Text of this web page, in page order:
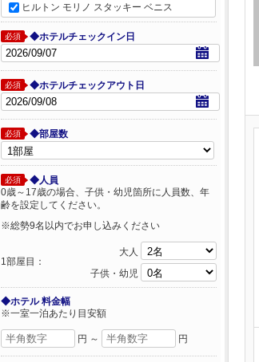
ヒルトン モリノ スタッキー ベニス
必須 ◆ホテルチェックイン日
必須 ◆ホテルチェックアウト日
必須 ◆部屋数
必須
◆人員
0歳～17歳の場合、子供・幼児箇所に人員数、年
齢を設定してください。
※総勢9名以内でお申し込みください
1部屋目：
大人
子供・幼児
◆ホテル 料金幅
※一室一泊あたり目安額
円 ～ 円